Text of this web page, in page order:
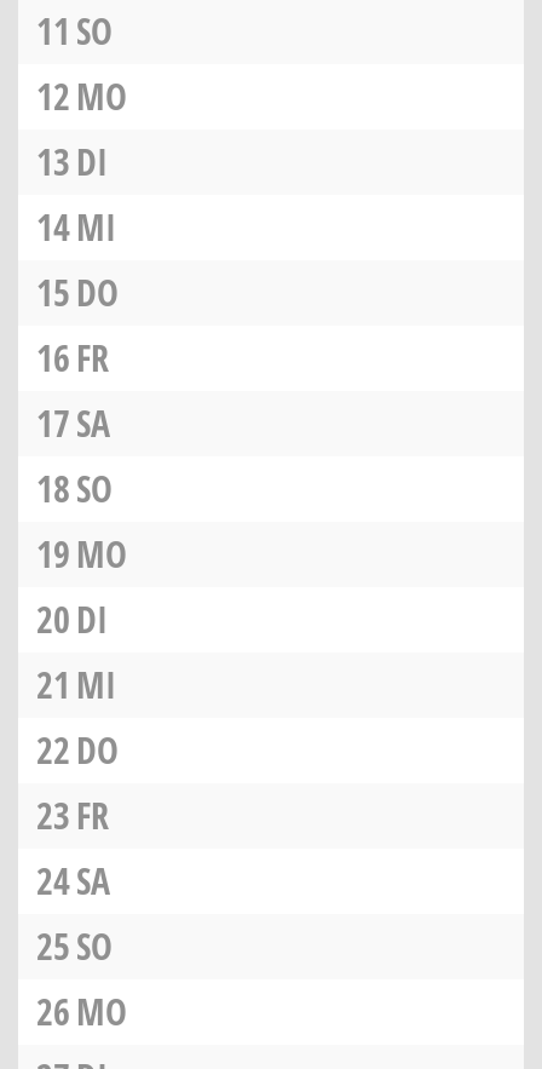
11 SO
12MO
13DI
14MI
15DO
16FR
17SA
18SO
19MO
20DI
21 MI
22DO
23FR
24SA
25SO
26MO